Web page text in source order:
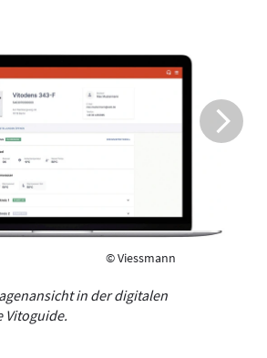
© Viessmann
in der digitalen
Vitoguide.